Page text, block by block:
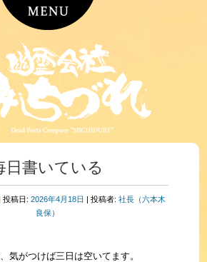
日書いている
稿日: 2026年4月18日 投稿者: 社長（六本木
良保）
気がつけば三日は空いてます。